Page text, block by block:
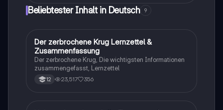
Sachlichkeit und des Expressionismus. Ideal für
Beliebtester Inhalt in Deutsch 9
Deutsch
Der zerbrochene Krug Lernzettel &
Zusammenfassung
Der zerbrochene Krug, Die wichtigsten Informationen
zusammengefasst, Lernzettel
12 23,517 356